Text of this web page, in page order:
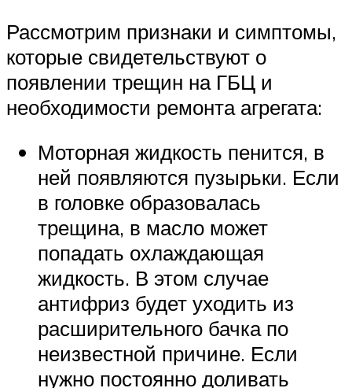
Рассмотрим признаки и симптомы,
которые свидетельствуют о
появлении трещин на ГБЦ и
необходимости ремонта агрегата:
Моторная жидкость пенится, в
ней появляются пузырьки. Если
в головке образовалась
трещина, в масло может
попадать охлаждающая
жидкость. В этом случае
антифриз будет уходить из
расширительного бачка по
неизвестной причине. Если
нужно постоянно доливать